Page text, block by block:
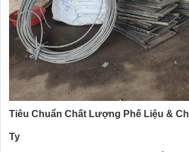
Tiêu Chuẩn Chất Lượng Phế Liệu &
Ty